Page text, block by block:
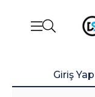
Giriş Yap